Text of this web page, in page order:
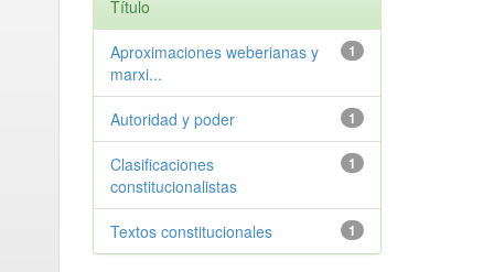
Título
1
Aproximaciones weberianas y
marxi...
1
Autoridad y poder
1
Clasificaciones
constitucionalistas
1
Textos constitucionales